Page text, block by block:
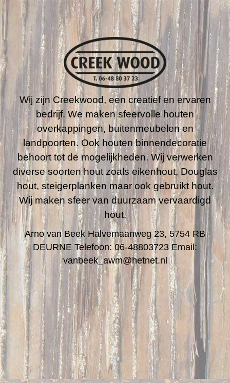
Wij zijn Creekwood, een creatief en ervaren
bedrijf. We maken sfeervolle houten
overkappingen, buitenmeubelen en
landpoorten. Ook houten binnendecoratie
behoort tot de mogelijkheden. Wij verwerken
diverse soorten hout zoals eikenhout, Douglas
hout, steigerplanken maar ook gebruikt hout.
Wij maken sfeer van duurzaam vervaardigd
hout.
Arno van Beek Halvemaanweg 23, 5754 RB
DEURNE Telefoon: 06-48803723Email:
vanbeek_awm@hetnet.nl